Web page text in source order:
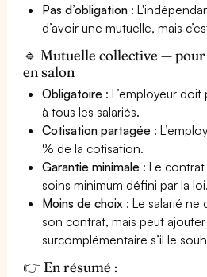
Pas d’obligation :
d’avoir une mutuelle, mais
🔹 Mutuelle collective —
en salon
Obligatoire : L’employeur
à tous les salariés.
Cotisation partagée :
% de la cotisation.
Garantie minimale : Le
soins minimum défini par la loi.
Moins de choix : Le salarié ne
son contrat, mais peut
surcomplémentaire s’il le
👉 En résumé :